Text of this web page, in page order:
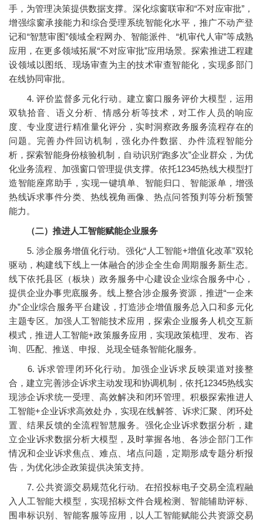
手，为管理决策提供数据支撑。深化综窗联审和“不对应审批”，
增强综窗承接能力和综合受理系统智能化水平，推广不动产登
记和“智慧审图”领域全程网办、智能派件、“机审代人审”等成熟
应用，在更多领域拓展“不对应审批”应用场景。探索推进工程建
设领域以图纸、现场审查为主的技术审查智能化，实现多部门
在线协同审批。
4. 评价监督多元化行动。建立窗口服务评价大模型，运用
双轨拾音、语义分析、情感分析等技术，对工作人员的响应
度、专业度进行精准量化评分，实时洞察政务服务流程存在的
问题。完善办件回访机制，强化办件数据、办件流程智能分
析，探索智能身份核验机制，自动识别“跑多次”企业群众，为优
化业务流程、加强窗口管理提供支撑。依托12345热线大模型打
造智能座席助手，实现一键填单、智能归口、智能派单，增强
热线诉求事件分类、热线视角画像、热点问答预判等分析预警
能力。
（二）推进人工智能赋能企业服务
5. 涉企服务增值化行动。强化“人工智能+增值化改革”双轮
驱动，构建线下线上一体融合的涉企全生命周期服务新生态。
线下依托县区（板块）政务服务中心建设企业综合服务中心，
提供企业办事兜底服务。线上整合涉企服务资源，推进“一企来
办”企业综合服务平台建设，打造涉企增值服务总入口和多元化
主题专区。加强人工智能技术应用，探索企业服务人机交互新
模式，推进人工智能+政策服务应用，实现政策梳理、发布、咨
询、匹配、推送、申报、兑现全链条智能化服务。
6. 诉求管理闭环化行动。加强企业诉求反映渠道对接整
合，建立完善涉企诉求主动发现和协调机制，依托12345热线实
现涉企诉求统一受理、高效解决和闭环管理。积极探索推进人
工智能+企业诉求高效处办，实现在线解答、诉求汇聚、闭环处
置、结果反馈的全流程智慧服务。强化企业诉求数据分析，建
立企业诉求数据分析大模型，及时掌握各地、各涉企部门工作
情况和企业诉求焦点、难点、堵点问题，定期形成专题分析报
告，为优化涉企政策提供决策支持。
7. 公共资源交易规范化行动。在招投标电子交易全流程融
入人工智能大模型，实现招标文件合规检测、智能辅助评标、
围串标识别、智能客服等应用，以人工智能赋能公共资源交易